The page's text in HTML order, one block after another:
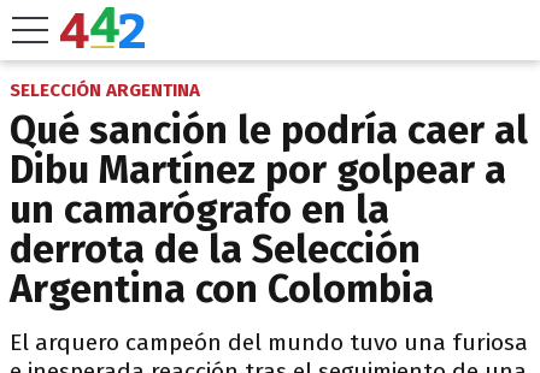
SELECCIÓN ARGENTINA
Qué sanción le podría caer al
Dibu Martínez por golpear a
un camarógrafo en la
derrota de la Selección
Argentina con Colombia
El arquero campeón del mundo tuvo una furiosa